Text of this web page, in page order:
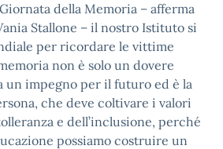
della Memoria – afferma
Stallone – il nostro Istituto si
per ricordare le vittime
non è solo un dovere
un impegno per il futuro ed è la
che deve coltivare i valori
e dell’inclusione, perché
possiamo costruire un